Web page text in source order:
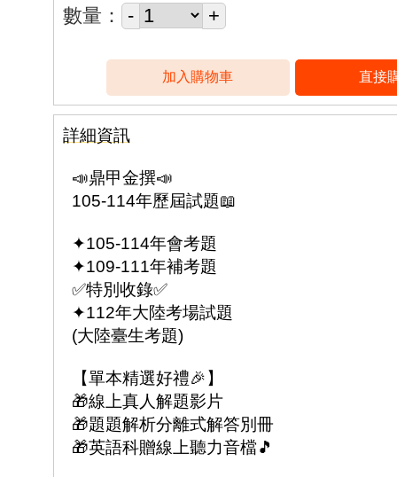
數量：
詳細資訊
📣鼎甲金撰📣
105-114年歷屆試題📖
✦105-114年會考題
✦109-111年補考題
✅特別收錄✅
✦112年大陸考場試題
(大陸臺生考題)
【單本精選好禮🎉】
🎁線上真人解題影片
🎁題題解析分離式解答別冊
🎁英語科贈線上聽力音檔🎵